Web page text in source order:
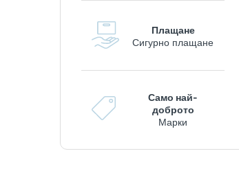
Плащане
Сигурно плащане
Само най-
доброто
Марки